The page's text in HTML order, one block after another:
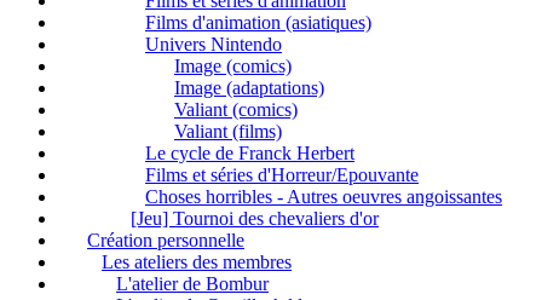
Films d'animation (asiatiques)
Univers Nintendo
Image (comics)
Image (adaptations)
Valiant (comics)
Valiant (films)
Le cycle de Franck Herbert
Films et séries d'Horreur/Epouvante
Choses horribles - Autres oeuvres angoissantes
[Jeu] Tournoi des chevaliers d'or
Création personnelle
Les ateliers des membres
L'atelier de Bombur